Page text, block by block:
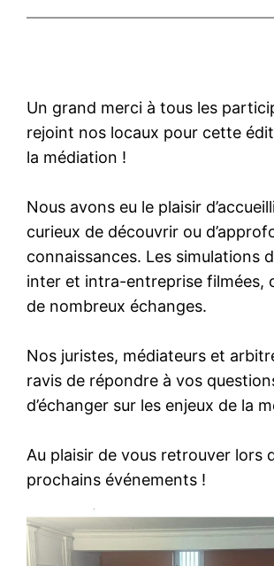
Un grand merci à tous les
rejoint nos locaux pour cette
la médiation !
Nous avons eu le plaisir
curieux de découvrir ou
connaissances. Les simulations
inter et intra-entreprise filmées,
de nombreux échanges.
Nos juristes, médiateurs et
ravis de répondre à vos
d’échanger sur les enjeux de la
Au plaisir de vous retrouver lors
prochains événements !